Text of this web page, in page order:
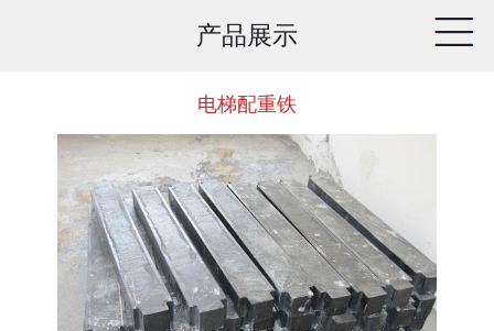
产品展示
电梯配重铁